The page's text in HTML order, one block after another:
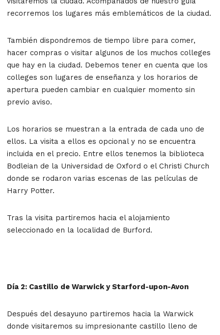
recorremos los lugares más emblemáticos de la ciudad.
También dispondremos de tiempo libre para comer,
hacer compras o visitar algunos de los muchos colleges
que hay en la ciudad. Debemos tener en cuenta que los
colleges son lugares de enseñanza y los horarios de
apertura pueden cambiar en cualquier momento sin
previo aviso.
Los horarios se muestran a la entrada de cada uno de
ellos. La visita a ellos es opcional y no se encuentra
incluida en el precio. Entre ellos tenemos la biblioteca
Bodleian de la Universidad de Oxford o el Christi Church
donde se rodaron varias escenas de las películas de
Harry Potter.
Tras la visita partiremos hacia el alojamiento
seleccionado en la localidad de Burford.
Día 2: Castillo de Warwick y Starford-upon-Avon
Después del desayuno partiremos hacia la Warwick
donde visitaremos su impresionante castillo lleno de